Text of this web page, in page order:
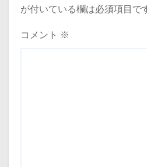
が付いている欄は必須項目で
コメント ※